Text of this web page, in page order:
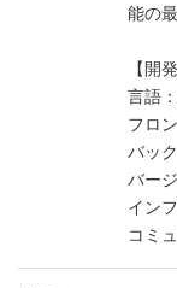
能の
【開
言語
フロ
バッ
バー
イン
コミ